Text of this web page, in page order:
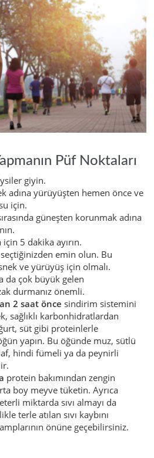
Püf Noktaları
giyin.
adına yürüyüşten hemen önce ve
için.
güneşten korunmak adına
5 dakika ayırın.
seçtiğinizden emin olun. Bu
ve yürüyüş için olmalı.
da çok büyük gelen
durmanız önemli.
2 saat önce sindirim sistemini
sağlıklı karbonhidratlardan
süt gibi proteinlerle
yapın. Bu öğünde muz, sütlü
hindi fümeli ya da peynirli
protein bakımından zengin
boy meyve tüketin. Ayrıca
miktarda sıvı almayı da
terle atılan sıvı kaybını
önüne geçebilirsiniz.